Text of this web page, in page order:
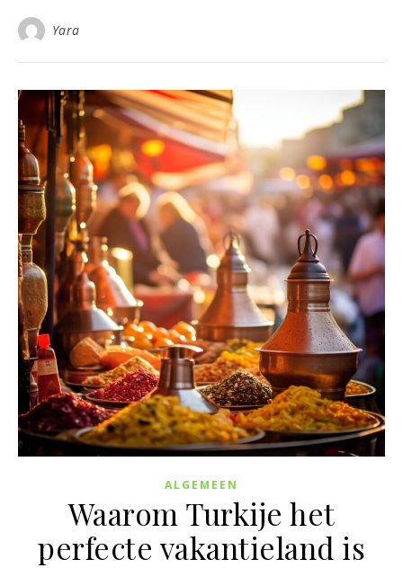
Yara
ALGEMEEN
Waarom Turkije het
perfecte vakantieland is